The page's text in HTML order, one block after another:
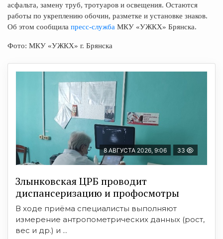
асфальта, замену труб, тротуаров и освещения. Остаются
работы по укреплению обочин, разметке и установке знаков.
Об этом сообщила пресс-служба МКУ «УЖКХ» Брянска.
Фото: МКУ «УЖКХ» г. Брянска
8 АВГУСТА 2026, 9:06 33
Злынковская ЦРБ проводит
диспансеризацию и профосмотры
В ходе приёма специалисты выполняют
измерение антропометрических данных (рост,
вес и др.) и ...